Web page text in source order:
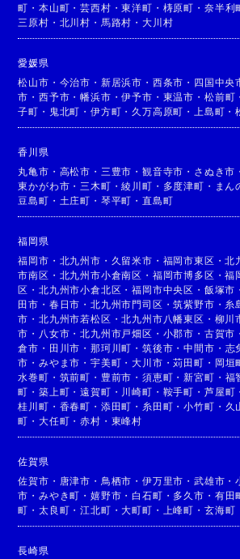
町 ・本山町 ・芸西村 ・東洋町 ・ 梼原町 ・ 奈半利
三原村 ・ 北川村 ・ 馬路村 ・大川村
愛媛県
松山市 ・ 今治市 ・ 新居浜市 ・ 西条市 ・ 四国中央
市 ・西予市 ・幡浜市 ・伊予市 ・ 東温市 ・ 松前町
子町 ・ 鬼北町 ・伊方町 ・ 久万高原町 ・ 上島町 ・
香川県
丸亀市 ・ 高松市 ・ 三豊市 ・観音寺市 ・ さぬき市
東かがわ市 ・ 三木町 ・綾川町 ・ 多度津町 ・ まん
豆島町 ・ 土庄町 ・ 琴平町 ・直島町
福岡県
福岡市 ・ 北九州市 ・ 久留米市 ・ 福岡市東区 ・北
市南区 ・ 北九州市小倉南区 ・ 福岡市博多区 ・福
区 ・北九州市小倉北区 ・福岡市中央区 ・ 飯塚市
田市 ・ 春日市 ・北九州市門司区 ・筑紫野市 ・ 糸
市 ・北九州市若松区 ・北九州市八幡東区 ・ 柳川
市 ・ 八女市 ・北九州市戸畑区 ・ 小郡市 ・ 古賀市
倉市 ・ 田川市 ・那珂川町 ・筑後市 ・中間市 ・ 志
市 ・みやま市 ・宇美町 ・大川市 ・苅田町 ・ 岡垣
水巻町 ・ 筑前町 ・ 豊前市 ・須恵町 ・新宮町 ・ 福
町 ・築上町 ・遠賀町 ・ 川崎町 ・ 鞍手町 ・ 芦屋町
桂川町 ・ 香春町 ・ 添田町 ・ 糸田町 ・小竹町 ・ 久
町 ・大任町 ・赤村 ・ 東峰村
佐賀県
佐賀市 ・ 唐津市 ・ 鳥栖市 ・伊万里市 ・武雄市 ・
市 ・みやき町 ・嬉野市 ・ 白石町 ・ 多久市 ・ 有田
町 ・太良町 ・江北町 ・大町町 ・ 上峰町 ・ 玄海町
長崎県